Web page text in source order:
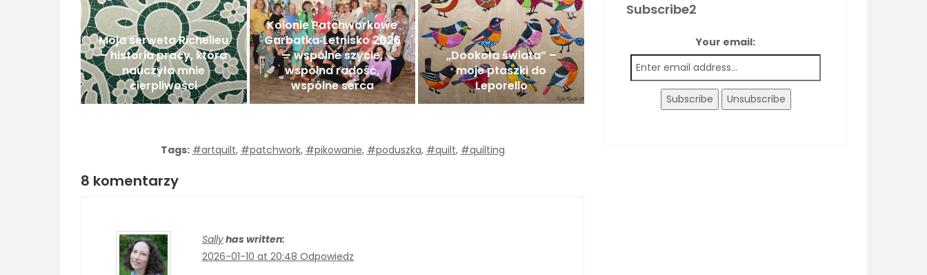
Moja serweta Richelieu
– historia pracy, która
nauczyła mnie
cierpliwości
Kolonie Patchworkowe
Garbatka‑Letnisko 2026
— wspólne szycie,
wspólna radość,
wspólne serca
„Dookoła świata” –
moje ptaszki do
Leporello
Tags: #artquilt, #patchwork, #pikowanie, #poduszka, #quilt, #quilting
8 komentarzy
Sallyhas written:
2026-01-10 at 20:48 Odpowiedz
Subscribe2
Your email: